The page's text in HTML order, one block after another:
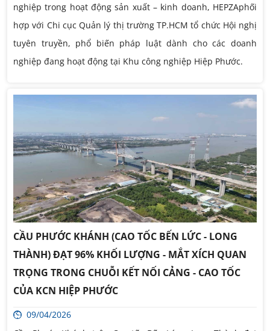
nghiệp trong hoạt động sản xuất – kinh doanh, HEPZAphối
hợp với Chi cục Quản lý thị trường TP.HCM tổ chức Hội nghị
tuyên truyền, phổ biến pháp luật dành cho các doanh
nghiệp đang hoạt động tại Khu công nghiệp Hiệp Phước.
CẦU PHƯỚC KHÁNH (CAO TỐC BẾN LỨC - LONG
THÀNH) ĐẠT 96% KHỐI LƯỢNG - MẮT XÍCH QUAN
TRỌNG TRONG CHUỖI KẾT NỐI CẢNG - CAO TỐC
CỦA KCN HIỆP PHƯỚC
09/04/2026